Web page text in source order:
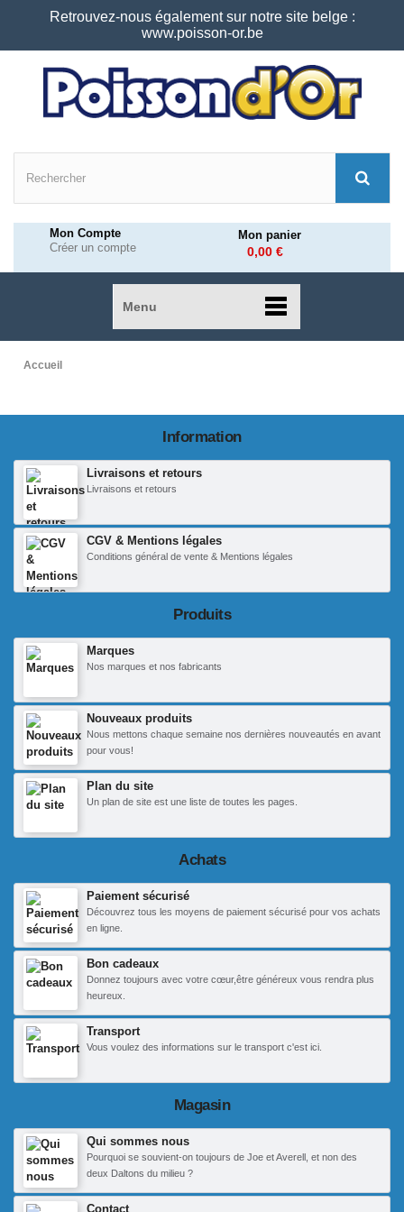
Retrouvez-nous également sur notre site belge :
www.poisson-or.be
Mon Compte
Créer un compte
Mon panier
0,00 €
Menu
Accueil
Information
Livraisons et retours
Livraisons et retours
CGV & Mentions légales
Conditions général de vente & Mentions légales
Produits
Marques
Nos marques et nos fabricants
Nouveaux produits
Nous mettons chaque semaine nos dernières nouveautés en avant
pour vous!
Plan du site
Un plan de site est une liste de toutes les pages.
Achats
Paiement sécurisé
Découvrez tous les moyens de paiement sécurisé pour vos achats
en ligne.
Bon cadeaux
Donnez toujours avec votre cœur,être généreux vous rendra plus
heureux.
Transport
Vous voulez des informations sur le transport c'est ici.
Magasin
Qui sommes nous
Pourquoi se souvient-on toujours de Joe et Averell, et non des
deux Daltons du milieu ?
Contact